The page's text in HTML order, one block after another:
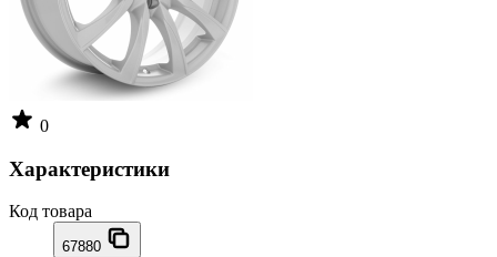
0
Характеристики
Код товара
67880